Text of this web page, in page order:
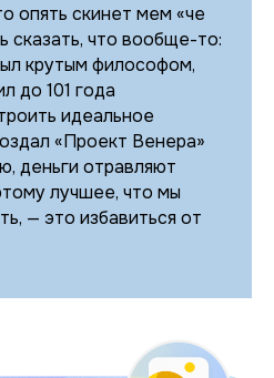
опять скинет мем «че
сказать, что вообще-то:
крутым философом,
до 101 года
идеальное
«Проект Венера»
деньги отравляют
лучшее, что мы
— это избавиться от